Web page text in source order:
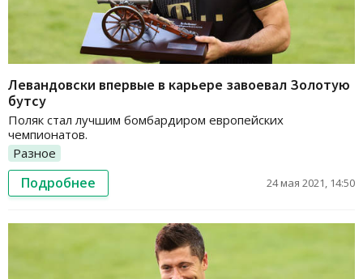
Левандовски впервые в карьере завоевал Золотую
бутсу
Поляк стал лучшим бомбардиром европейских
чемпионатов.
Разное
Подробнее 24 мая 2021, 14:50